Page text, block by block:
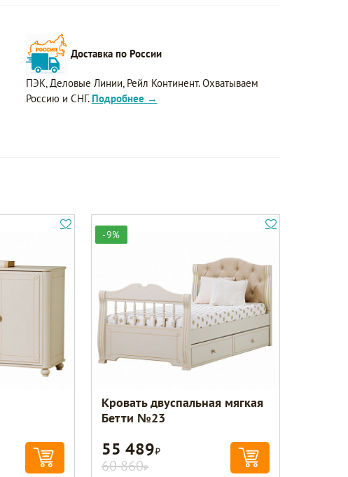
Доставка по России
ПЭК, Деловые Линии, Рейл Континент. Охватываем
Россию и СНГ. Подробнее →
-9%
Кровать двуспальная мягкая
Бетти №23
55 489Р
60 860Р